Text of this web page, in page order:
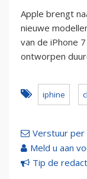
Apple brengt
nieuwe
van de iPhone
ontworpen
iphine
Verstuur per
Meld u aan
Tip de